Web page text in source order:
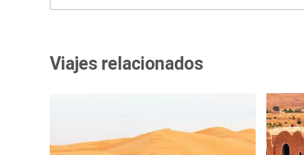
Viajes relacionados